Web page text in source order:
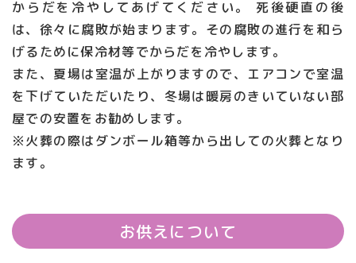
からだを冷やしてあげてください。 死後硬直の後
は、徐々に腐敗が始まります。その腐敗の進行を和ら
げるために保冷材等でからだを冷やします。
また、夏場は室温が上がりますので、エアコンで室温
を下げていただいたり、冬場は暖房のきいていない部
屋での安置をお勧めします。
※火葬の際はダンボール箱等から出しての火葬となり
ます。
お供えについて